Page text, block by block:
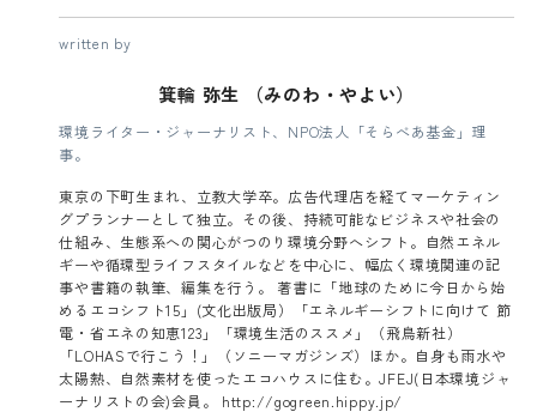
written by
箕輪 弥生 （みのわ・やよい）
環境ライター・ジャーナリスト、NPO法人「そらべあ基金」理
事。
東京の下町生まれ、立教大学卒。広告代理店を経てマーケティン
グプランナーとして独立。その後、持続可能なビジネスや社会の
仕組み、生態系への関心がつのり環境分野へシフト。自然エネル
ギーや循環型ライフスタイルなどを中心に、幅広く環境関連の記
事や書籍の執筆、編集を行う。 著書に「地球のために今日から始
めるエコシフト15」(文化出版局）「エネルギーシフトに向けて 節
電・省エネの知恵123」「環境生活のススメ」（飛鳥新社）
「LOHASで行こう！」（ソニーマガジンズ）ほか。自身も雨水や
太陽熱、自然素材を使ったエコハウスに住む。JFEJ(日本環境ジャ
ーナリストの会)会員。 http://gogreen.hippy.jp/